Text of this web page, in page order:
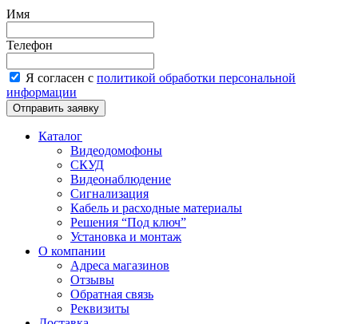
Имя
Телефон
Я согласен с политикой обработки персональной
информации
Каталог
Видеодомофоны
СКУД
Видеонаблюдение
Сигнализация
Кабель и расходные материалы
Решения “Под ключ”
Установка и монтаж
О компании
Адреса магазинов
Отзывы
Обратная связь
Реквизиты